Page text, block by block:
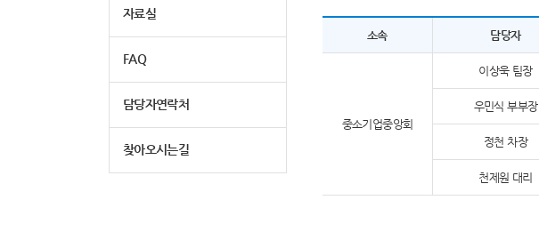
자료실
FAQ
담당자연락처
찾아오시는길
소속 담당자
중소기업중앙회
이상욱 팀장
우민식 부부장
정천 차장
천제원 대리